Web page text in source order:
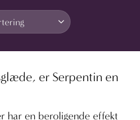
er Serpentin en
har en beroligende effekt